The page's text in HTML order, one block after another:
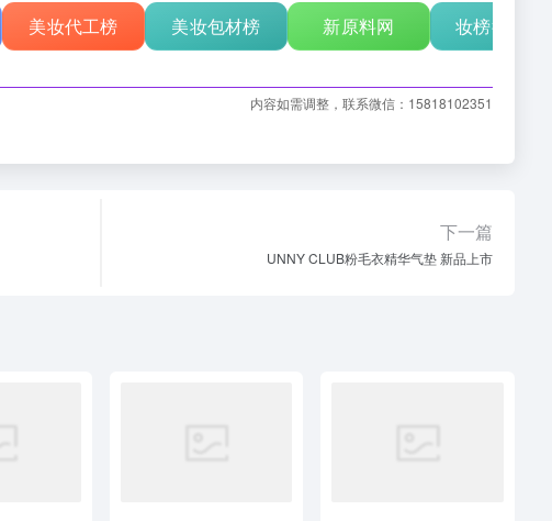
美妆代工榜 美妆包材榜 新原料网 妆榜行业招聘
内容如需调整，联系微信：15818102351
下一篇
UNNY CLUB粉毛衣精华气垫 新品上市